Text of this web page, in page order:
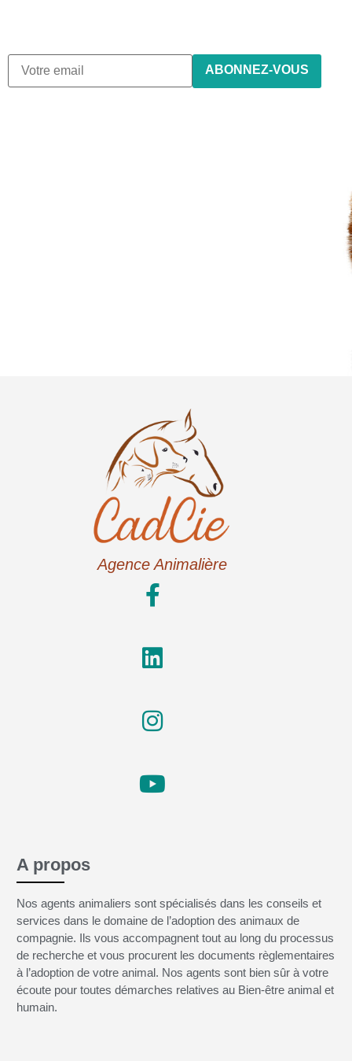
Agence Animalière
A propos
Nos agents animaliers sont spécialisés dans les conseils et
services dans le domaine de l’adoption des animaux de
compagnie. Ils vous accompagnent tout au long du processus
de recherche et vous procurent les documents règlementaires
à l’adoption de votre animal. Nos agents sont bien sûr à votre
écoute pour toutes démarches relatives au Bien-être animal et
humain.